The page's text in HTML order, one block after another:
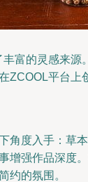
富的灵感来
平台上
度入手：
强作品深度
约的氛围。